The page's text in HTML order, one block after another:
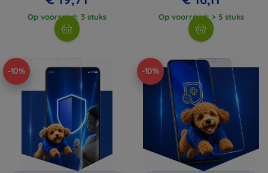
Op voorraad: 3 stuks Op voorraad: > 5 stuks
-10% -10%